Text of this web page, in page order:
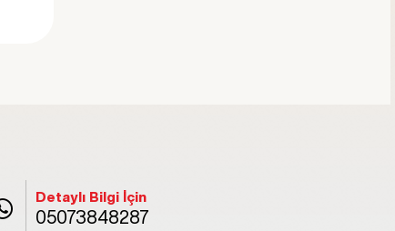
Detaylı Bilgi İçin
05073848287